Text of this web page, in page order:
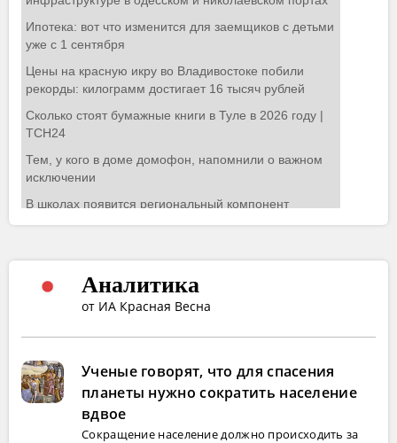
Аналитика
от ИА Красная Весна
Ученые говорят, что для спасения
планеты нужно сократить население
вдвое
Сокращение население должно происходить за